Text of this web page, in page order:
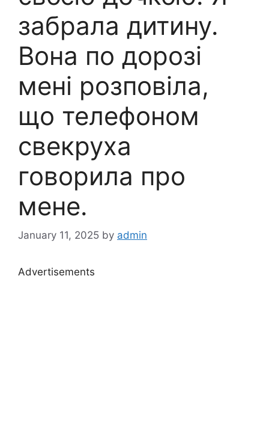
забрала дитину.
Вона по дорозі
мені розповіла,
що телефоном
свекруха
говорила про
мене.
January 11, 2025 by admin
Advertisements